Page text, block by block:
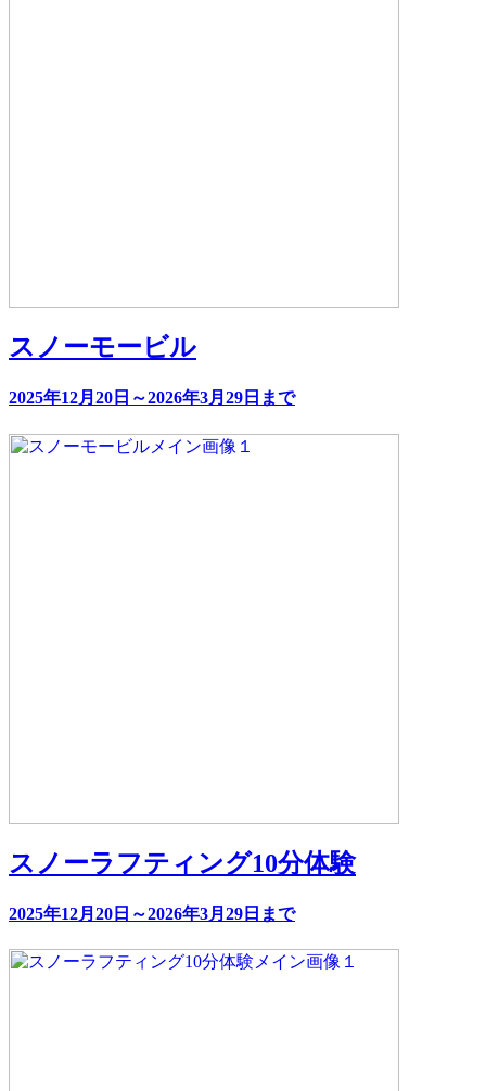
スノーモービル
2025年12月20日～2026年3月29日まで
スノーラフティング10分体験
2025年12月20日～2026年3月29日まで